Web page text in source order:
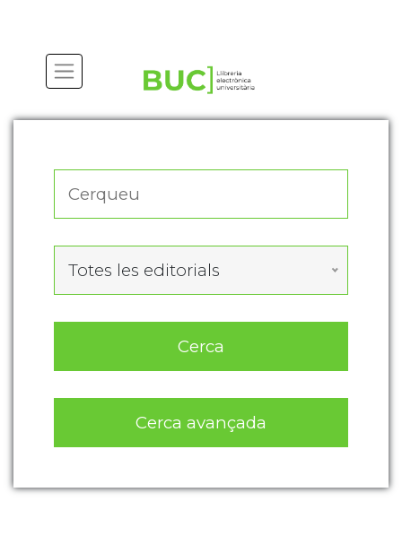
Totes les editorials
Cerca
Cerca avançada